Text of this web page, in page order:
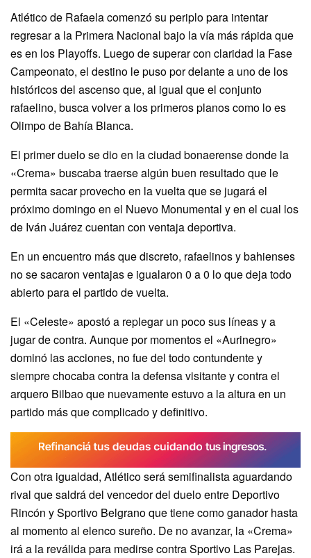
Atlético de Rafaela comenzó su periplo para intentar
regresar a la Primera Nacional bajo la vía más rápida que
es en los Playoffs. Luego de superar con claridad la Fase
Campeonato, el destino le puso por delante a uno de los
históricos del ascenso que, al igual que el conjunto
rafaelino, busca volver a los primeros planos como lo es
Olimpo de Bahía Blanca.
El primer duelo se dio en la ciudad bonaerense donde la
«Crema» buscaba traerse algún buen resultado que le
permita sacar provecho en la vuelta que se jugará el
próximo domingo en el Nuevo Monumental y en el cual los
de Iván Juárez cuentan con ventaja deportiva.
En un encuentro más que discreto, rafaelinos y bahienses
no se sacaron ventajas e igualaron 0 a 0 lo que deja todo
abierto para el partido de vuelta.
El «Celeste» apostó a replegar un poco sus líneas y a
jugar de contra. Aunque por momentos el «Aurinegro»
dominó las acciones, no fue del todo contundente y
siempre chocaba contra la defensa visitante y contra el
arquero Bilbao que nuevamente estuvo a la altura en un
partido más que complicado y definitivo.
Con otra igualdad, Atlético será semifinalista aguardando
rival que saldrá del vencedor del duelo entre Deportivo
Rincón y Sportivo Belgrano que tiene como ganador hasta
al momento al elenco sureño. De no avanzar, la «Crema»
irá a la reválida para medirse contra Sportivo Las Parejas.